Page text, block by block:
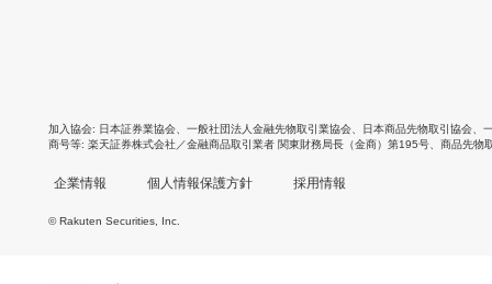
加入協会 日本証券業協会 一般社団法人金融先物取引業協会 日本商品先物取引協会
商号等 楽天証券株式会社／金融商品取引業者 関東財務局長（金商）第195号、商品先物
企業情報 個人情報保護方針 採用情報
© Rakuten Securities, Inc.